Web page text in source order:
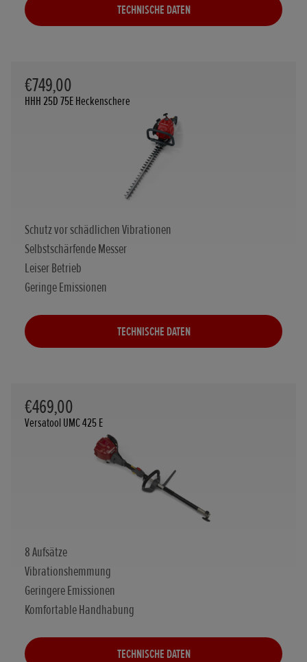
TECHNISCHE DATEN
€749,00
HHH 25D 75E Heckenschere
Schutz vor schädlichen Vibrationen
Selbstschärfende Messer
Leiser Betrieb
Geringe Emissionen
TECHNISCHE DATEN
€469,00
Versatool UMC 425 E
8 Aufsätze
Vibrationshemmung
Geringere Emissionen
Komfortable Handhabung
TECHNISCHE DATEN